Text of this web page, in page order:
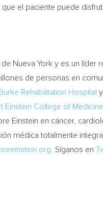
el paciente puede
Nueva York y es un
de personas en
Burke Rehabilitation Hospital
Einstein College of Medicine
en cáncer,
médica totalmente
Síganos en